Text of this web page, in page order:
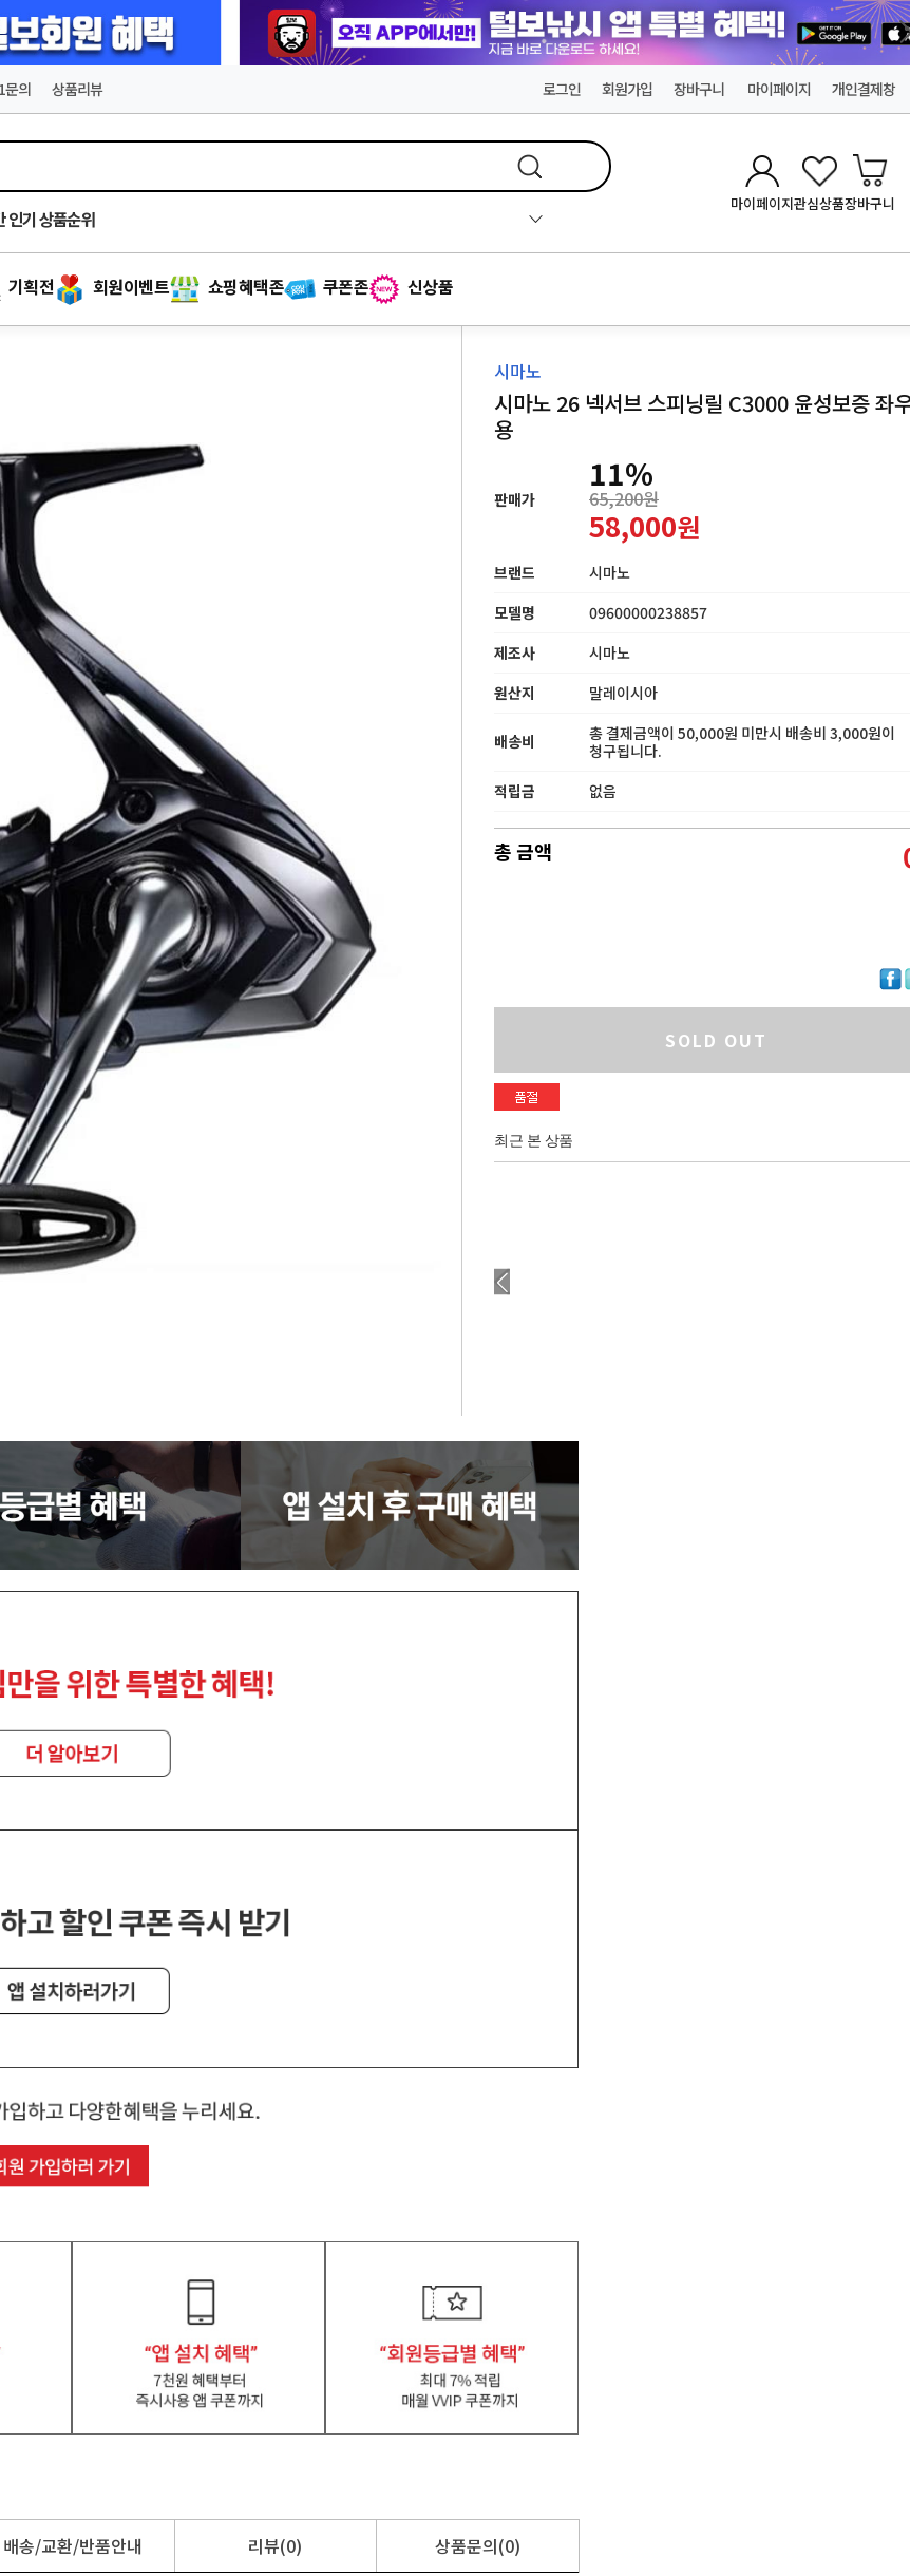
문의 상품리뷰 로그인 회원가입 장바구니 마이페이지 개인결제창
인기 상품순위
마이페이지관심상품장바구니
기획전 회원이벤트 쇼핑혜택존 쿠폰존 신상품
시마노
시마노 26 넥서브 스피닝릴 C3000 윤성보증 좌
용
판매가
11%
65,200원
58,000원
브랜드
시마노
모델명
09600000238857
제조사
시마노
원산지
말레이시아
배송비
총 결제금액이 50,000원 미만시 배송비 3,000원이
청구됩니다.
적립금
없음
총 금액
SOLD OUT
최근 본 상품
배송/교환/반품안내 리뷰(0) 상품문의(0)